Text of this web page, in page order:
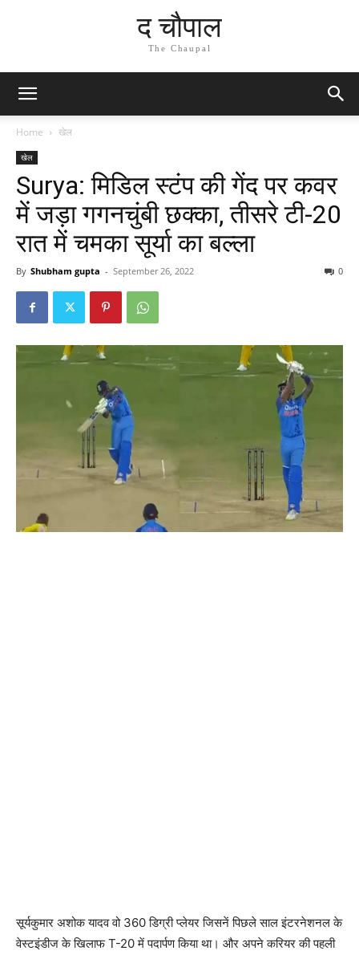
द चौपाल
The Chaupal
Home खेल
खेल
Surya: मिडिल स्टंप की गेंद पर कवर
में जड़ा गगनचुंबी छक्का, तीसरे टी-20
रात में चमका सूर्या का बल्ला
By Shubham gupta - September 26, 2022 0
सूर्यकुमार अशोक यादव वो 360 डिग्री प्लेयर जिसनें पिछले साल इंटरनेशनल के
वेस्टइंडीज के खिलाफ T-20 में पदार्पण किया था। और अपने करियर की पहली